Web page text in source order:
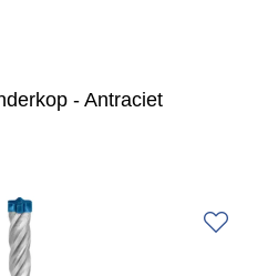
- Antraciet